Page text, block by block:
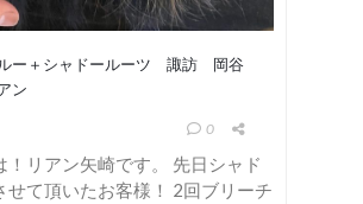
ー＋シャドールーツ 諏訪 岡谷
ン
0
！リアン矢崎です。 先日シャド
せて頂いたお客様！ 2回ブリーチ